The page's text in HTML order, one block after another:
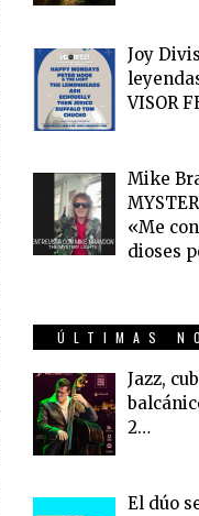
Joy
VISOR
Mike
«Me
dioses
ÚLTIMAS
Jazz,
2…
El dúo